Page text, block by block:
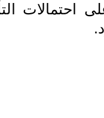
احتمالات